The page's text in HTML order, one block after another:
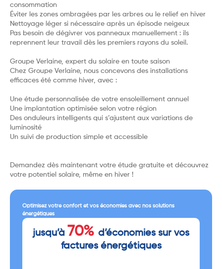
consommation
Éviter les zones ombragées par les arbres ou le relief en hiver
Nettoyage léger si nécessaire après un épisode neigeux
Pas besoin de dégivrer vos panneaux manuellement : ils
reprennent leur travail dès les premiers rayons du soleil.
Groupe Verlaine, expert du solaire en toute saison
Chez Groupe Verlaine, nous concevons des installations
efficaces été comme hiver, avec :
Une étude personnalisée de votre ensoleillement annuel
Une implantation optimisée selon votre région
Des onduleurs intelligents qui s’ajustent aux variations de
luminosité
Un suivi de production simple et accessible
Demandez dès maintenant votre étude gratuite et découvrez
votre potentiel solaire, même en hiver !
Optimisez votre confort et vos économies avec nos solutions
énergétiques
jusqu’à 70% d’économies sur vos
factures énergétiques